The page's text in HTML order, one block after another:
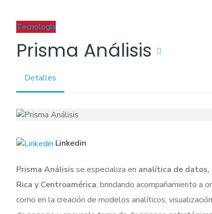
Tecnología
Prisma Análisis
Detalles
Linkedin
Prisma Análisis se especializa en analítica de
Rica y Centroamérica, brindando acompañamiento a
como en la creación de modelos analíticos,